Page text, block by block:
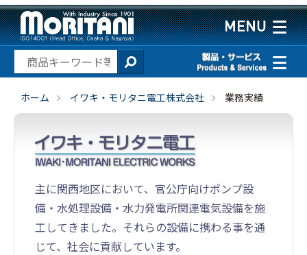
ホーム イワキ・モリタニ電工株式会社 業務実績
主に関西地区において、官公庁向けポンプ設
備・水処理設備・水力発電所関連電気設備を施
工してきました。それらの設備に携わる事を通
じて、社会に貢献しています。